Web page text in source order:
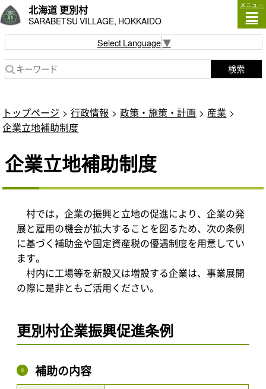
北海道 更別村
SARABETSU VILLAGE, HOKKAIDO
メニュー
Select Language▼
検索
トップページ 行政情報 政策・施策・計画
産業
企業立地補助制度
企業立地補助制度
村では，企業の振興と立地の促進により、企業の発
展と雇用の機会が拡大することを図るため、次の条例
に基づく補助金や固定資産税の優遇制度を用意してい
ます。
村内に工場等を新設又は増設する企業は、事業展開
の際に是非ともご活用ください。
更別村企業振興促進条例
補助の内容